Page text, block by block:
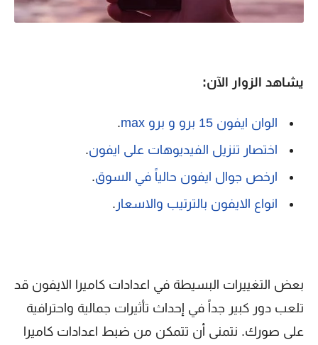
يشاهد الزوار الآن:
الوان ايفون 15 برو و برو max
.
اختصار تنزيل الفيديوهات على ايفون.
ارخص جوال ايفون حالياً في السوق.
انواع الايفون بالترتيب والاسعار .
بعض التغييرات البسيطة في اعدادات كاميرا الايفون قد
تلعب دور كبير جداً في إحداث تأثيرات جمالية واحترافية
على صورك. نتمنى أن تتمكن من ضبط اعدادات كاميرا